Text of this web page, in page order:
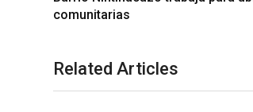
comunitarias
Related Articles